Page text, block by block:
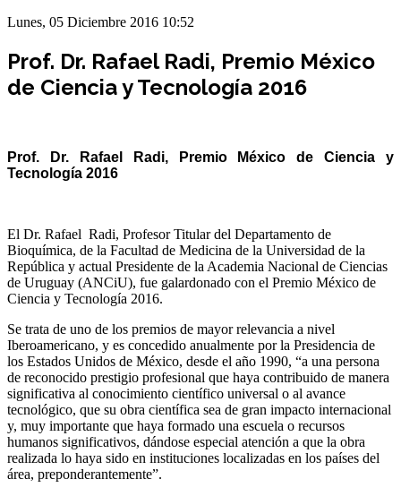
Lunes, 05 Diciembre 2016 10:52
Prof. Dr. Rafael Radi, Premio México
de Ciencia y Tecnología 2016
Prof. Dr. Rafael Radi, Premio México de Ciencia y
Tecnología 2016
El Dr. Rafael Radi, Profesor Titular del Departamento de
Bioquímica, de la Facultad de Medicina de la Universidad de la
República y actual Presidente de la Academia Nacional de Ciencias
de Uruguay (ANCiU), fue galardonado con el Premio México de
Ciencia y Tecnología 2016.
Se trata de uno de los premios de mayor relevancia a nivel
Iberoamericano, y es concedido anualmente por la Presidencia de
los Estados Unidos de México, desde el año 1990, “a una persona
de reconocido prestigio profesional que haya contribuido de manera
significativa al conocimiento científico universal o al avance
tecnológico, que su obra científica sea de gran impacto internacional
y, muy importante que haya formado una escuela o recursos
humanos significativos, dándose especial atención a que la obra
realizada lo haya sido en instituciones localizadas en los países del
área, preponderantemente”.